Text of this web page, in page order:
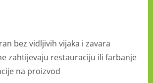
bez vidljivih vijaka i zavara
zahtijevaju restauraciju ili farbanje
na proizvod